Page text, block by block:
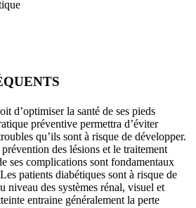
d’optimiser la santé de ses pieds
préventive permettra d’éviter
qu’ils sont à risque de développer.
des lésions et le traitement
ses complications sont fondamentaux
patients diabétiques sont à risque de
niveau des systèmes rénal, visuel et
entraine généralement la perte